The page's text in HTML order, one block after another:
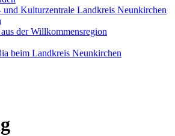
und Kulturzentrale Landkreis Neunkirchen
der Willkommensregion
beim Landkreis Neunkirchen